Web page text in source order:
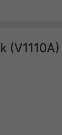
(V1110A)